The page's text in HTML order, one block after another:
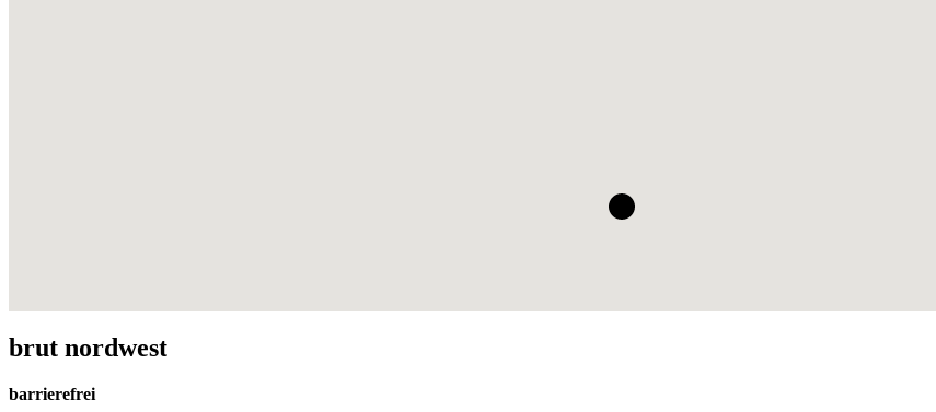
brut nordwest
barrierefrei